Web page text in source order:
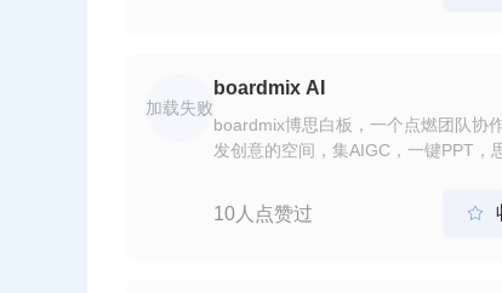
加载失败
boardmix AI
boardmix博思白板，一个点燃团队协
发创意的空间，集AIGC，一键PPT，
队工作效率提升到新的层次。
10人点赞过 